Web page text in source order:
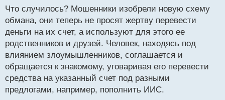
а
н
н
ы
й
п
о
с
т
Что случилось? Мошенники изобрели новую схему
обмана, они теперь не просят жертву перевести
деньги на их счет, а используют для этого ее
родственников и друзей. Человек, находясь под
влиянием злоумышленников, соглашается и
обращается к знакомому, уговаривая его перевести
средства на указанный счет под разными
предлогами, например, пополнить ИИС.